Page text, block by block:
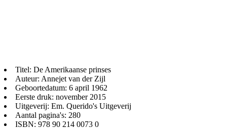
Titel: De Amerikaanse prinses
Auteur: Annejet van der Zijl
Geboortedatum: 6 april 1962
Eerste druk: november 2015
Uitgeverij: Em. Querido's Uitgeverij
Aantal pagina's: 280
ISBN: 978 90 214 0073 0